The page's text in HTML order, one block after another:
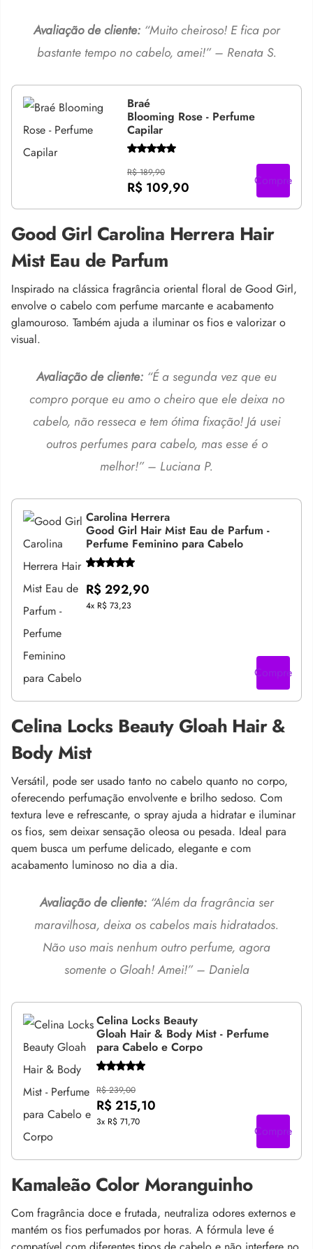
Avaliação de cliente: “Muito cheiroso! E fica por
bastante tempo no cabelo, amei!” – Renata S.
Braé
Blooming Rose - Perfume
Capilar
R$ 189,90
R$ 109,90 Compre
Good Girl Carolina Herrera Hair
Mist Eau de Parfum
Inspirado na clássica fragrância oriental floral de Good Girl,
envolve o cabelo com perfume marcante e acabamento
glamouroso. Também ajuda a iluminar os fios e valorizar o
visual.
Avaliação de cliente: “É a segunda vez que eu
compro porque eu amo o cheiro que ele deixa no
cabelo, não resseca e tem ótima fixação! Já usei
outros perfumes para cabelo, mas esse é o
melhor!” – Luciana P.
Carolina Herrera
Good Girl Hair Mist Eau de Parfum -
Perfume Feminino para Cabelo
R$ 292,90
4x R$ 73,23
Compre
Celina Locks Beauty Gloah Hair &
Body Mist
Versátil, pode ser usado tanto no cabelo quanto no corpo,
oferecendo perfumação envolvente e brilho sedoso. Com
textura leve e refrescante, o spray ajuda a hidratar e iluminar
os fios, sem deixar sensação oleosa ou pesada. Ideal para
quem busca um perfume delicado, elegante e com
acabamento luminoso no dia a dia.
Avaliação de cliente: “Além da fragrância ser
maravilhosa, deixa os cabelos mais hidratados.
Não uso mais nenhum outro perfume, agora
somente o Gloah! Amei!” – Daniela
Celina Locks Beauty
Gloah Hair & Body Mist - Perfume
para Cabelo e Corpo
R$ 239,00
R$ 215,10
3x R$ 71,70
Compre
Kamaleão Color Moranguinho
Com fragrância doce e frutada, neutraliza odores externos e
mantém os fios perfumados por horas. A fórmula leve é